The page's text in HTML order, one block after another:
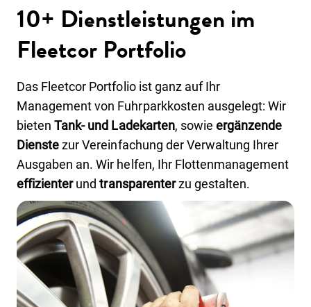
10+ Dienstleistungen im
Fleetcor Portfolio
Das Fleetcor Portfolio ist ganz auf Ihr
Management von Fuhrparkkosten ausgelegt: Wir
bietenTank- und Ladekarten, sowie ergänzende
Dienstezur Vereinfachung der Verwaltung Ihrer
Ausgaben an. Wir helfen, Ihr Flottenmanagement
effizienterundtransparenterzu gestalten.